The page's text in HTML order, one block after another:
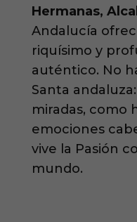
Hermanas,
Andalucía
riquísimo y
auténtico. No
Santa
miradas, como
emociones
vive la Pasión
mundo.